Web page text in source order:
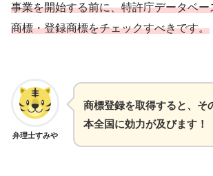
事業を開始する前に、特許庁データベ
商標・登録商標をチェックすべきです。
弁理士すみや
商標登録を取得すると、そ
本全国に効力が及びます！